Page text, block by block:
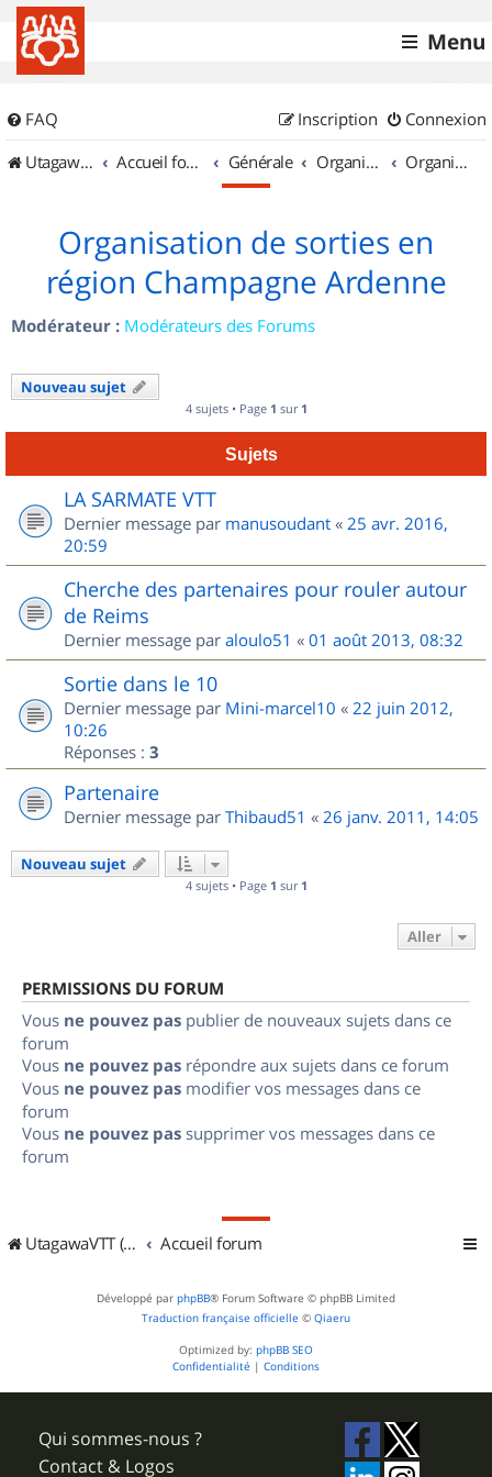
Menu
FAQ Connexion
Inscription
UtagawaVTT (Randos VTT et VTTAE avec traces GPS)
Accueil forum Générale Organisation de sorties & Recherche de partenaires Organisation de sorties en région Champagne Ardenne
Organisation de sorties en
région Champagne Ardenne
Modérateur : Modérateurs des Forums
Nouveau sujet
4 sujets • Page 1 sur 1
Sujets
LA SARMATE VTT
Dernier message par manusoudant « 25 avr. 2016,
20:59
Cherche des partenaires pour rouler autour
de Reims
Dernier message par aloulo51 « 01 août 2013, 08:32
Sortie dans le 10
Dernier message par Mini-marcel10 « 22 juin 2012,
10:26
Réponses : 3
Partenaire
Dernier message par Thibaud51 « 26 janv. 2011, 14:05
Nouveau sujet
4 sujets • Page 1 sur 1
Aller
PERMISSIONS DU FORUM
Vous ne pouvez pas publier de nouveaux sujets dans ce
forum
Vous ne pouvez pas répondre aux sujets dans ce forum
Vous ne pouvez pas modifier vos messages dans ce
forum
Vous ne pouvez pas supprimer vos messages dans ce
forum
UtagawaVTT (Randos VTT et VTTAE avec traces GPS) Accueil forum
Développé par phpBB® Forum Software © phpBB Limited
Traduction française officielle © Qiaeru
Optimized by: phpBB SEO
Confidentialité | Conditions
Qui sommes-nous ?
Contact & Logos